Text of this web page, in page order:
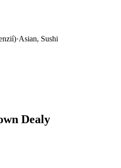
)·Asian, Sushi
Dealy